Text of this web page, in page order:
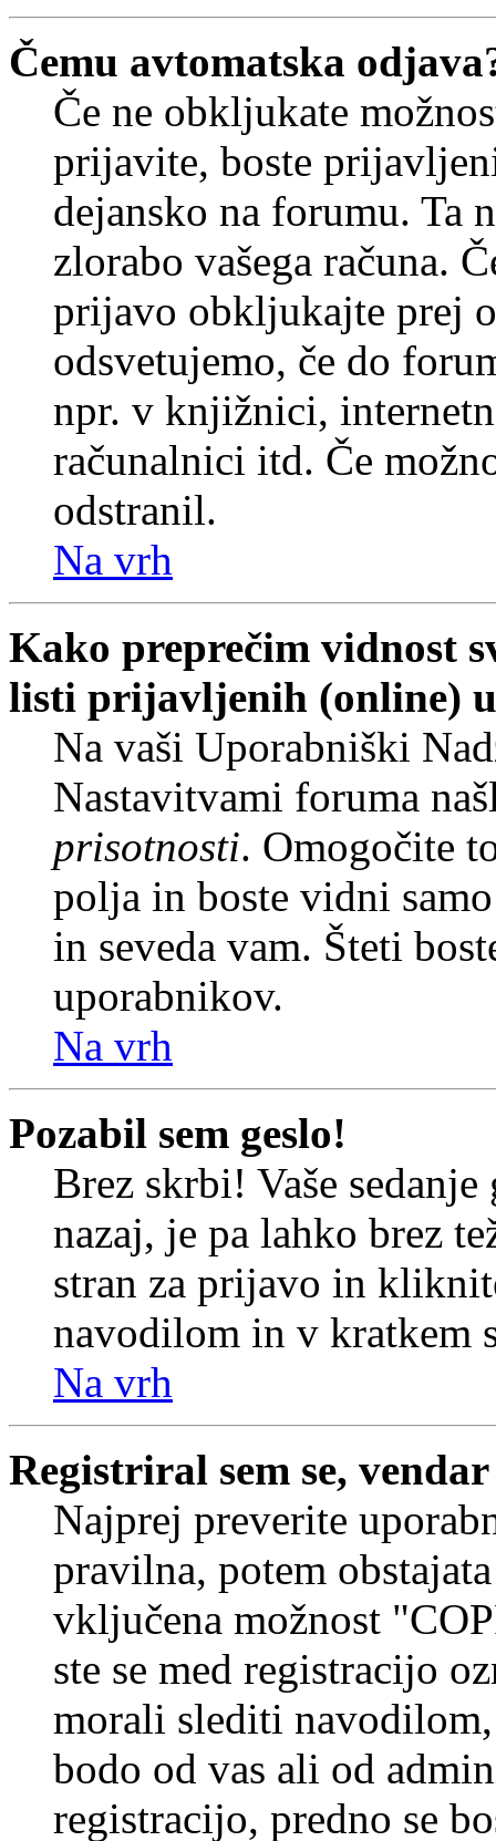
Čemu avtomatska
Če ne obkljukate
prijavite, boste
dejansko na forumu. Ta
zlorabo vašega računa.
prijavo obkljukajte prej
odsvetujemo, če do
npr. v knjižnici,
računalnici itd. Če
odstranil.
Na vrh
Kako preprečim vidnost
listi prijavljenih (online)
Na vaši Uporabniški
Nastavitvami foruma
prisotnosti. Omogočite
polja in boste vidni
in seveda vam. Šteti
uporabnikov.
Na vrh
Pozabil sem geslo!
Brez skrbi! Vaše
nazaj, je pa lahko brez
stran za prijavo in
navodilom in v kratkem
Na vrh
Registriral sem se,
Najprej preverite
pravilna, potem
vključena možnost
ste se med registracijo
morali slediti
bodo od vas ali od
registracijo, predno se